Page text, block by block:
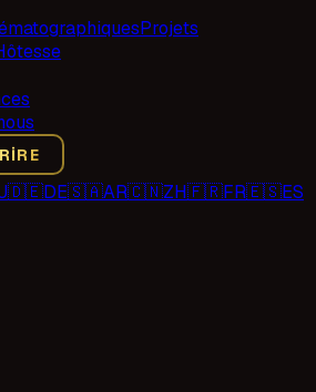
Projets
🇩🇪DE🇸🇦AR🇨🇳ZH🇫🇷FR🇪🇸ES